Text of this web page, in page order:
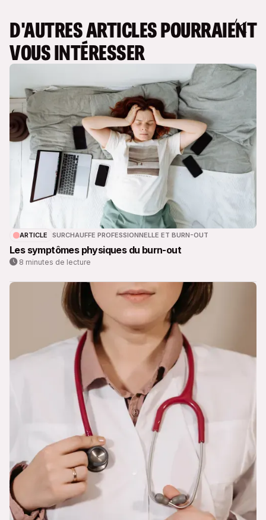
D'AUTRES ARTICLES POURRAIENT
VOUS INTÉRESSER
ARTICLE SURCHAUFFE PROFESSIONNELLE ET BURN-OUT
Les symptômes physiques du burn-out
8 minutes de lecture